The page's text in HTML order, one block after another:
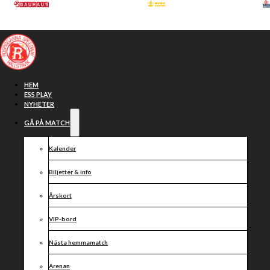
Hoppa till huvudinnehåll
HEM
ESS PLAY
NYHETER
GÅ PÅ MATCH
Kalender
Biljetter & info
Årskort
VIP-bord
Nästa hemmamatch
Arenan
Norrtelje